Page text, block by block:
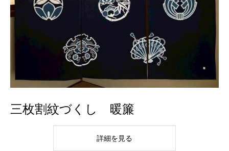
三枚割紋づくし 暖簾
詳細を見る